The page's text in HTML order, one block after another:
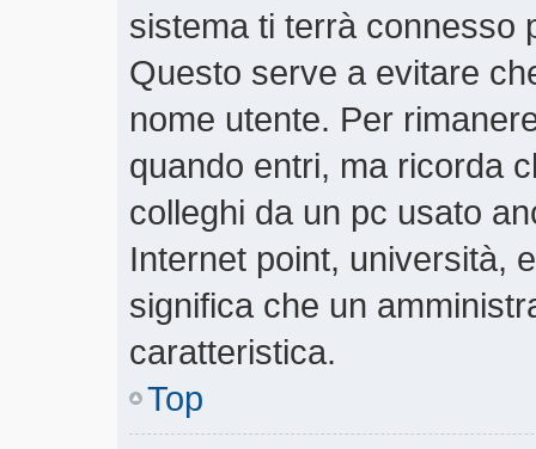
sistema ti terrà connesso
Questo serve a evitare
nome utente. Per
quando entri, ma ricorda
colleghi da un pc usato
Internet point, università,
significa che un
caratteristica.
Top